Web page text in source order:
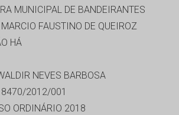
MUNICIPAL DE BANDEIRANTES
MARCIO FAUSTINO DE QUEIROZ
HÁ
NEVES BARBOSA
2012/001
ORDINÁRIO 2018